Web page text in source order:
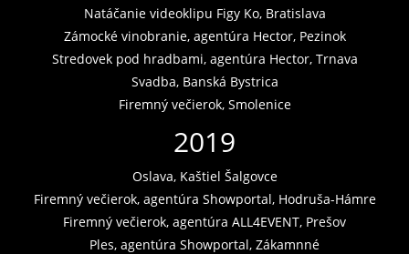
Natáčanie videoklipu Figy Ko, Bratislava
Zámocké vinobranie, agentúra Hector, Pezinok
Stredovek pod hradbami, agentúra Hector, Trnava
Svadba, Banská Bystrica
Firemný večierok, Smolenice
2019
Oslava, Kaštiel Šalgovce
Firemný večierok, agentúra Showportal, Hodruša-Hámre
Firemný večierok, agentúra ALL4EVENT, Prešov
Ples, agentúra Showportal, Zákamnné